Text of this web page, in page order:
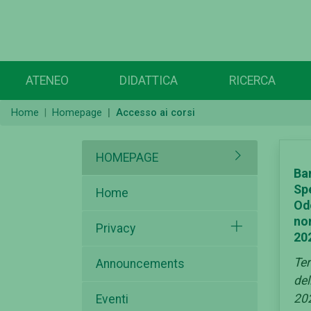
ATENEO DIDATTICA RICERCA
Home Homepage Accesso ai corsi
HOMEPAGE
Home
Privacy
Announcements
Eventi